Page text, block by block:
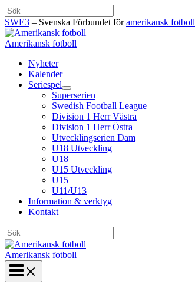
Hoppa
till
innehåll
Sök
SWE3 – Svenska Förbundet föramerikansk fotboll
Amerikansk fotboll
Nyheter
Kalender
Seriespel
Superserien
Swedish Football League
Division 1 Herr Västra
Division 1 Herr Östra
Utvecklingserien Dam
U18 Utveckling
U18
U15 Utveckling
U15
U11/U13
Information & verktyg
Kontakt
Sök
Amerikansk fotboll